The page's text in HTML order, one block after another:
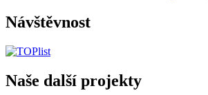
Návštěvnost
Naše další projekty